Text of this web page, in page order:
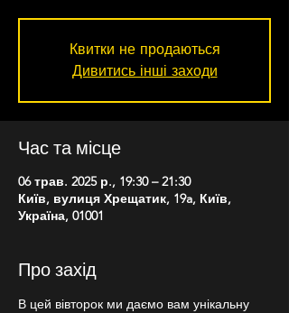
Квитки не продаються
Дивитись інші заходи
Час та місце
06 трав. 2025 р., 19:30 – 21:30
Київ, вулиця Хрещатик, 19a, Київ,
Україна, 01001
Про захід
В цей вівторок ми даємо вам унікальну